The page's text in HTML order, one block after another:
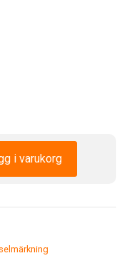
i varukorg